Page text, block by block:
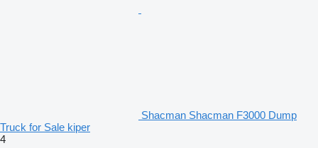
Shacman Shacman F3000 Dump
Truck for Sale kiper
4